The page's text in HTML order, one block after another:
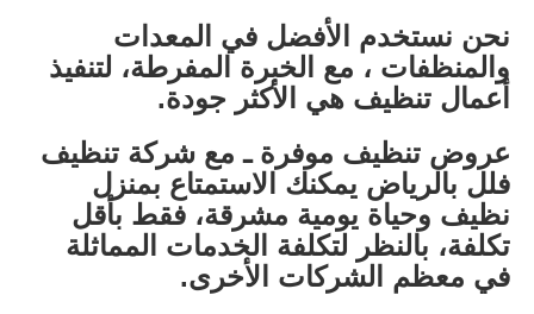
نحن نستخدم الأفضل في المعدات
والمنظفات ، مع الخبرة المفرطة، لتنفيذ
أعمال تنظيف هي الأكثر جودة.
عروض تنظيف موفرة ـ مع شركة تنظيف
فلل بالرياض يمكنك الاستمتاع بمنزل
نظيف وحياة يومية مشرقة، فقط بأقل
تكلفة، بالنظر لتكلفة الخدمات المماثلة
في معظم الشركات الأخرى.